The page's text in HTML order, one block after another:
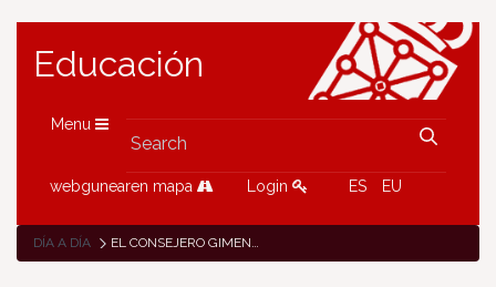
Educación
Menu
webgunearen mapa Login ES EU
DÍA A DÍA EL CONSEJERO GIMENO VISITA LOS COLEGIOS PÚBLICOS DE VILLATUERTA Y ANCÍN